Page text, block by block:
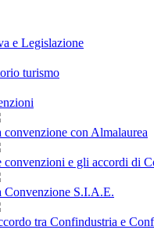
e Legislazione
turismo
convenzione con Almalaurea
convenzioni e gli accordi di
Convenzione S.I.A.E.
tra Confindustria e